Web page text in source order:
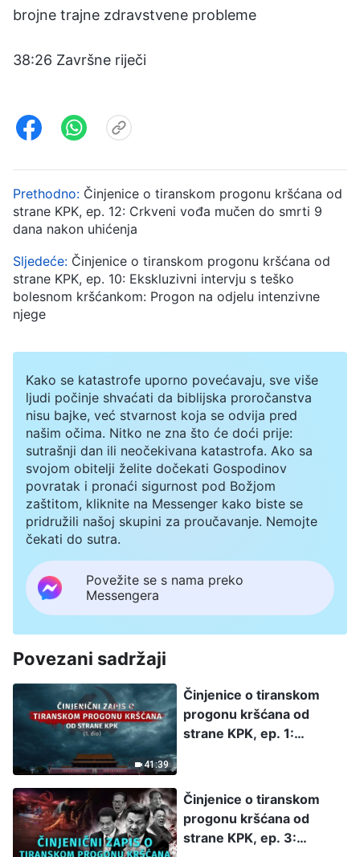
brojne trajne zdravstvene probleme
38:26 Završne riječi
Prethodno: Činjenice o tiranskom progonu kršćana od
strane KPK, ep. 12: Crkveni vođa mučen do smrti 9
dana nakon uhićenja
Sljedeće: Činjenice o tiranskom progonu kršćana od
strane KPK, ep. 10: Ekskluzivni intervju s teško
bolesnom kršćankom: Progon na odjelu intenzivne
njege
Kako se katastrofe uporno povećavaju, sve više
ljudi počinje shvaćati da biblijska proročanstva
nisu bajke, već stvarnost koja se odvija pred
našim očima. Nitko ne zna što će doći prije:
sutrašnji dan ili neočekivana katastrofa. Ako sa
svojom obitelji želite dočekati Gospodinov
povratak i pronaći sigurnost pod Božjom
zaštitom, kliknite na Messenger kako biste se
pridružili našoj skupini za proučavanje. Nemojte
čekati do sutra.
Povežite se s nama preko
Messengera
Povezani sadržaji
41:39
Činjenice o tiranskom
progonu kršćana od
strane KPK, ep. 1:
kršćana od strane KPK (1.
dio)
Činjenice o tiranskom
progonu kršćana od
strane KPK, ep. 3: